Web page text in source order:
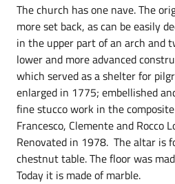
The church has one nave. The
more set back, as can be easily
in the upper part of an arch and
lower and more advanced
which served as a shelter for
enlarged in 1775; embellished
fine stucco work in the
Francesco, Clemente and Rocco
Renovated in 1978. The altar is
chestnut table. The floor was
Today it is made of marble.